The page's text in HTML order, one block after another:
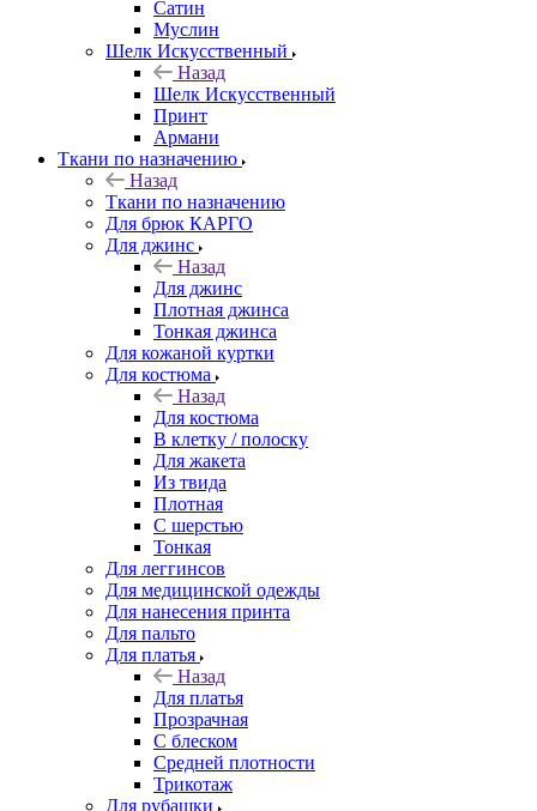
Сатин
Муслин
Шелк Искусственный
Назад
Шелк Искусственный
Принт
Армани
Ткани по назначению
Назад
Ткани по назначению
Для брюк КАРГО
Для джинс
Назад
Для джинс
Плотная джинса
Тонкая джинса
Для кожаной куртки
Для костюма
Назад
Для костюма
В клетку / полоску
Для жакета
Из твида
Плотная
С шерстью
Тонкая
Для леггинсов
Для медицинской одежды
Для нанесения принта
Для пальто
Для платья
Назад
Для платья
Прозрачная
С блеском
Средней плотности
Трикотаж
Для рубашки